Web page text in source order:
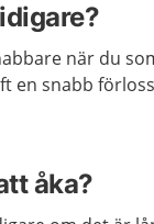
när du
en snabb
åka?